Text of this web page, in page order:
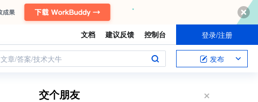
文档 建议反馈 控制台 登录/注册
文章/答案/技术大牛 发布
交个朋友